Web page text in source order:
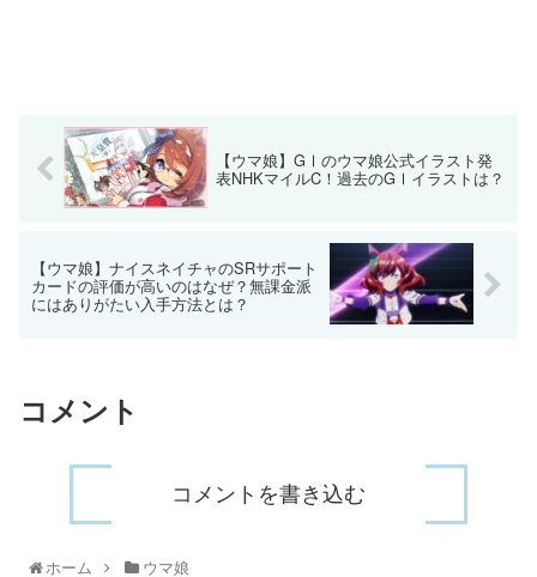
【ウマ娘】GⅠのウマ娘公式イラスト発
表NHKマイルC！過去のGⅠイラストは？
【ウマ娘】ナイスネイチャのSRサポート
カードの評価が高いのはなぜ？無課金派
にはありがたい入手方法とは？
コメント
コメントを書き込む
ホーム ウマ娘